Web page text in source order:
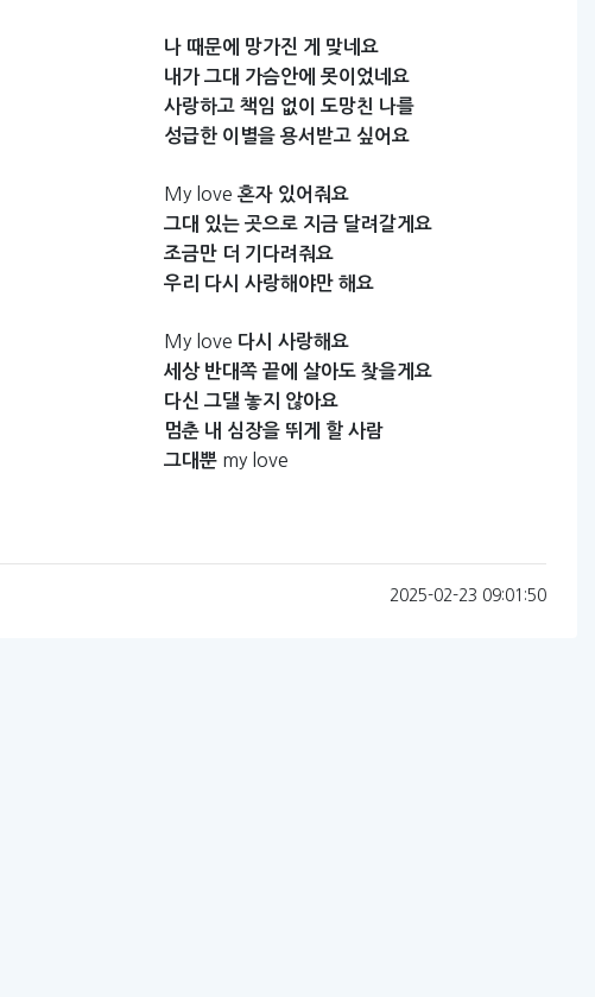
나 때문에 망가진 게
맞네요
내가 그대 가슴안에
못이었네요
사랑하고 책임 없이 도망친
나를
성급한 이별을 용서받고 싶어요
My love혼자 있어줘요
그대 있는 곳으로 지금 달려갈게요
조금만 더 기다려줘요
우리 다시 사랑해야만 해요
My love 다시
사랑해요
세상 반대쪽 끝에 살아도 찾을게요
다신 그댈 놓지 않아요
멈춘 내 심장을 뛰게 할 사람
그대뿐 my love
2025-02-23 09:01:50